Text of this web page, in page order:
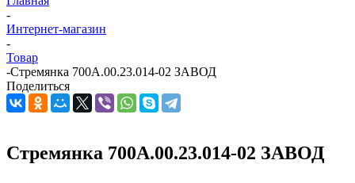
-
Интернет-магазин
-
Товар
-Стремянка 700А.00.23.014-02 ЗАВОД
Поделиться
Стремянка 700А.00.23.014-02 ЗАВОД